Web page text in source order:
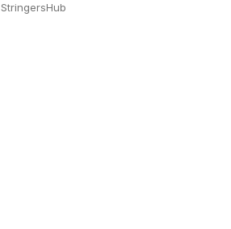
StringersHub